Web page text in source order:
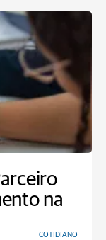
na
COTIDIANO